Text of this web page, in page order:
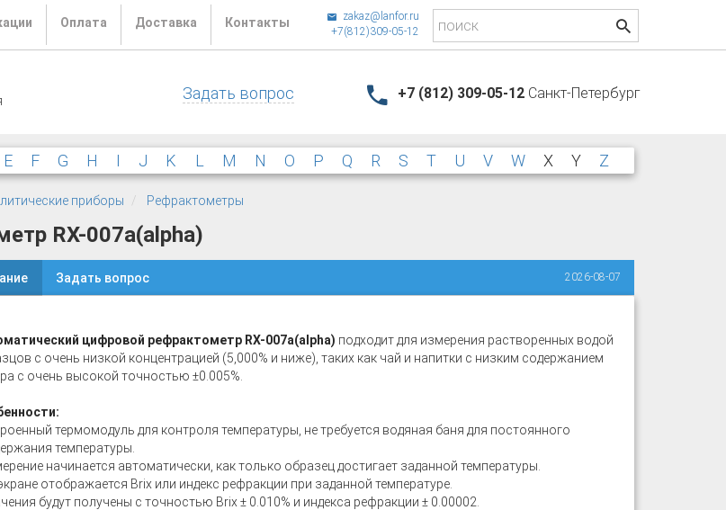
Оплата Доставка Контакты
zakaz@lanfor.ru
+7(812)309-05-12
Задать вопрос +7 (812) 309-05-12 Санкт-Петербург
E F G H I J K L M N O P Q R S T U VW X Y Z
приборы Рефрактометры
RX-007а(alpha)
Задать вопрос 2026-08-07
цифровой рефрактометр RX-007а(alpha) подходит для измерения растворенных водой
с очень низкой концентрацией (5,000% и ниже), таких как чай и напитки с низким содержанием
с очень высокой точностью ±0.005%.
термомодуль для контроля температуры, не требуется водяная баня для постоянного
температуры.
начинается автоматически, как только образец достигает заданной температуры.
отображается Brix или индекс рефракции при заданной температуре.
будут получены с точностью Brix ± 0.010% и индекса рефракции ± 0.00002.